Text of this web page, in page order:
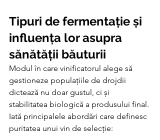
Tipuri de fermentație și
influența lor asupra
sănătății băuturii
Modul în care vinificatorul alege să
gestioneze populațiile de drojdii
dictează nu doar gustul, ci și
stabilitatea biologică a produsului final.
Iată principalele abordări care definesc
puritatea unui vin de selecție: